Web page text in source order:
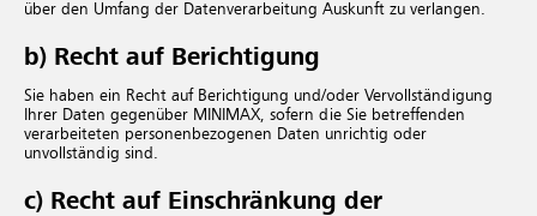
über den Umfang der Datenverarbeitung Auskunft zu verlangen.
b) Recht auf Berichtigung
Sie haben ein Recht auf Berichtigung und/oder Vervollständigung
Ihrer Daten gegenüber MINIMAX, sofern die Sie betreffenden
verarbeiteten personenbezogenen Daten unrichtig oder
unvollständig sind.
c) Recht auf Einschränkung der